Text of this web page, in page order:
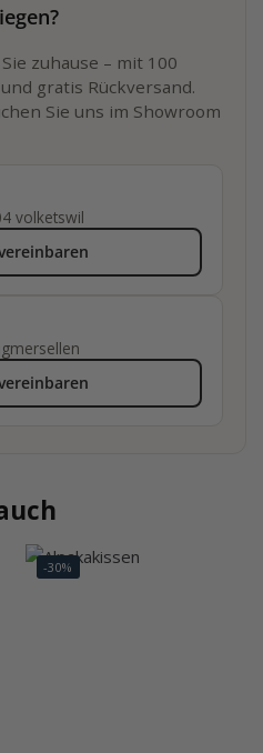
zuhause – mit 100
gratis Rückversand.
Sie uns im Showroom
volketswil
-30%